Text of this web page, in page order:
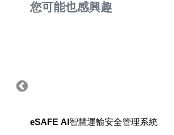
您可能也感興趣
eSAFE AI智慧運輸安全管理系統